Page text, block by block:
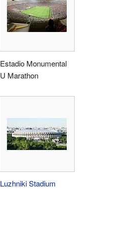
Estadio Monumental
U Marathon
Luzhniki Stadium